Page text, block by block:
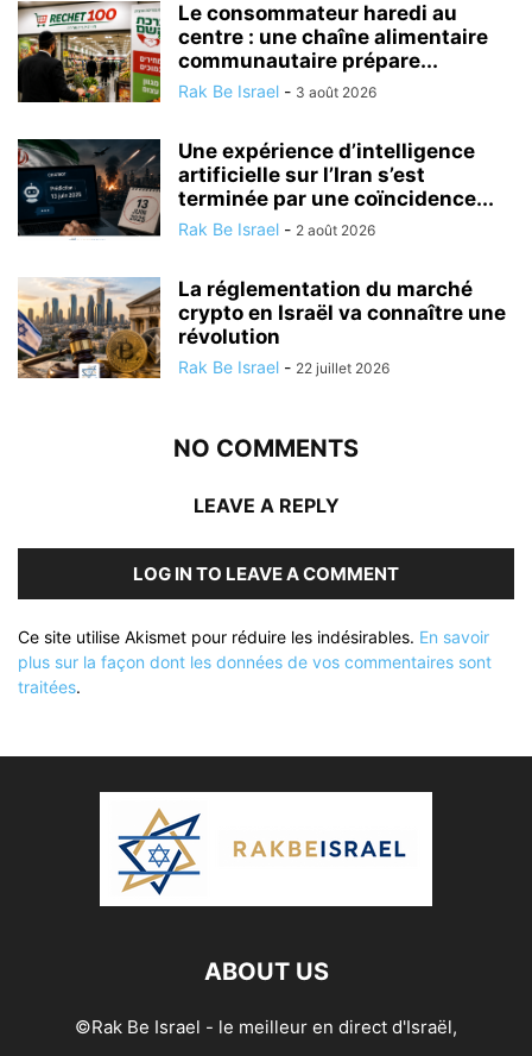
Le consommateur haredi au
centre : une chaîne alimentaire
communautaire prépare...
Rak Be Israel - 3 août 2026
Une expérience d’intelligence
artificielle sur l’Iran s’est
terminée par une coïncidence...
Rak Be Israel - 2 août 2026
La réglementation du marché
crypto en Israël va connaître une
révolution
Rak Be Israel - 22 juillet 2026
NO COMMENTS
LEAVE A REPLY
LOG IN TO LEAVE A COMMENT
Ce site utilise Akismet pour réduire les indésirables. En savoir
plus sur la façon dont les données de vos commentaires sont
traitées.
ABOUT US
©Rak Be Israel - le meilleur en direct d'Israël,